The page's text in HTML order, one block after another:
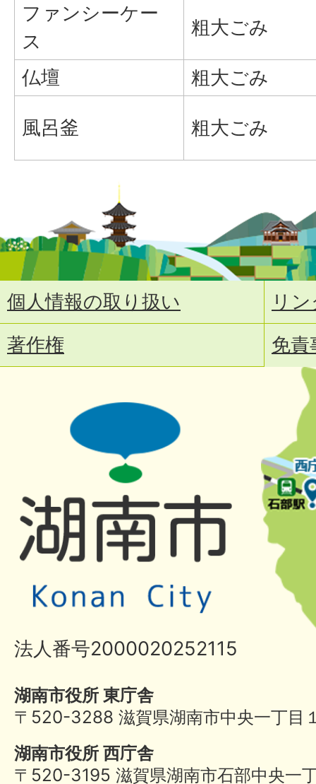
ファンシーケー
ス
粗大ごみ
仏壇 粗大ごみ
風呂釜 粗大ごみ
個人情報の取り扱い
リ
著作権
免責
法人番号2000020252115
湖南市役所 東庁舎
〒520-3288 滋賀県湖南市中央一丁目
湖南市役所 西庁舎
〒520-3195 滋賀県湖南市石部中央一